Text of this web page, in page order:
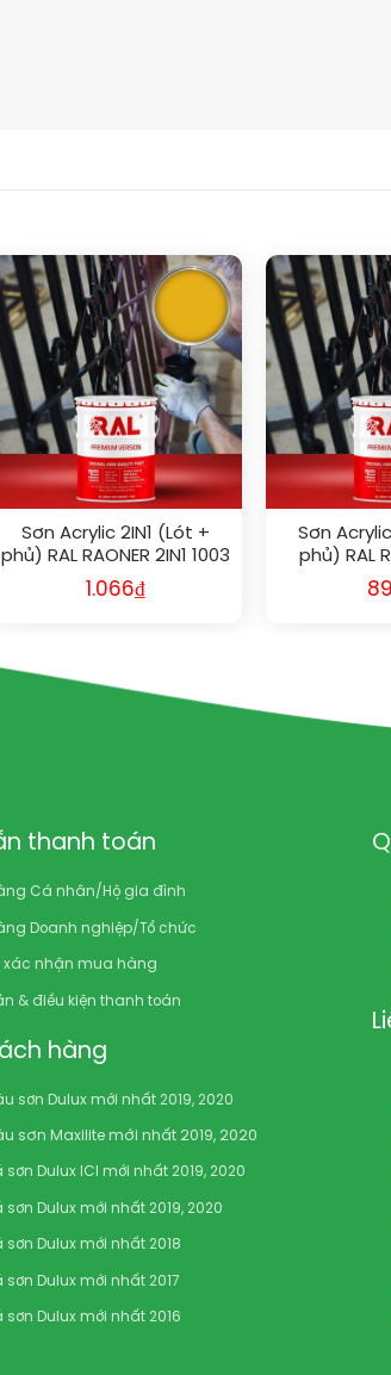
Sơn Acrylic 2IN1 (Lót +
phủ) RAL RAONER 2IN1 1003
1.066₫
Sơn
phủ) RAL
thanh toán
Cá nhân/Hộ gia đình
Doanh nghiệp/Tổ chức
xác nhận mua hàng
& điều kiện thanh toán
hàng
sơn Dulux mới nhất 2019, 2020
sơn Maxilite mới nhất 2019, 2020
Dulux ICI mới nhất 2019, 2020
Dulux mới nhất 2019, 2020
sơn Dulux mới nhất 2018
sơn Dulux mới nhất 2017
sơn Dulux mới nhất 2016